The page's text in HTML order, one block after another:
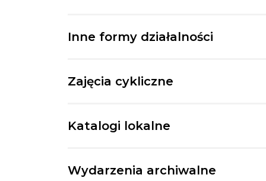
Inne formy działalności
Zajęcia cykliczne
Katalogi lokalne
Wydarzenia archiwalne